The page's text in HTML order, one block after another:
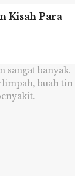
100
kondisi
Kisah Para